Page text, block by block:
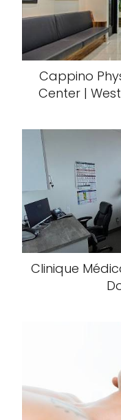
Cappino
Center |
Clinique